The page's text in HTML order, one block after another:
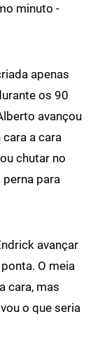
minuto -
apenas
os 90
avançou
a cara
chutar no
para
avançar
O meia
cara, mas
o que seria